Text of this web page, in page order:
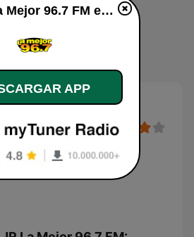
96.7 FM
in English More More
KLJR La Mejor 96.7 FM en vivo
APP